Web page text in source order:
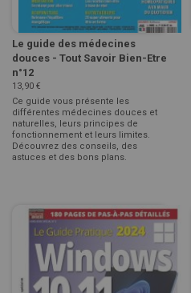
Le guide des médecines
douces - Tout Savoir Bien-Etre
n°12
13,90 €
Ce guide vous présente les
différentes médecines douces et
naturelles, leurs principes de
fonctionnement et leurs limites.
Découvrez des conseils, des
astuces et des bons plans.